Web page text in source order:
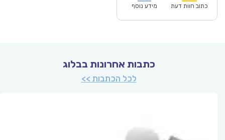
₪51.00.
כתוב חוות דעת מידע נוסף
כתבות אחרונות בבלוג
לכל הכתבות >>